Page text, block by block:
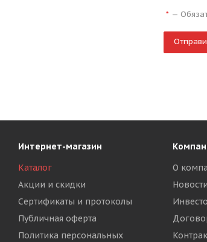
* —
Интернет-магазин
Каталог
Акции и скидки
Сертификаты и протоколы
Публичная оферта
Политика персональных
О
Новости